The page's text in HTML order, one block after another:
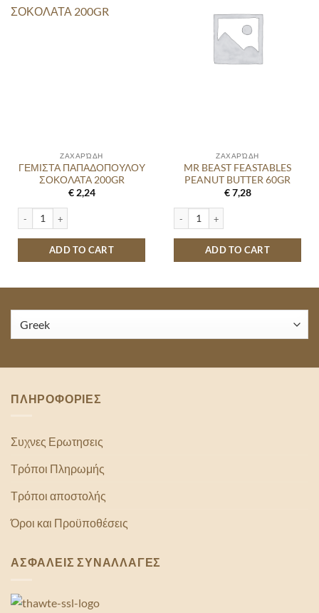
ΖΑΧΑΡΏΔΗ
ΓΕΜΙΣΤΑ ΠΑΠΑΔΟΠΟΥΛΟΥ
ΣΟΚΟΛΑΤΑ 200GR
€2,24
ΓΕΜΙΣΤΑ ΠΑΠΑΔΟΠΟΥΛΟΥ ΣΟΚΟΛΑΤΑ 200GR quantity
ADD TO CART
ΖΑΧΑΡΏΔΗ
MR BEAST FEASTABLES
PEANUT BUTTER 60GR
€7,28
MR BEAST FEASTABLES PEANUT
ADD TO CART
ΠΛΗΡΟΦΟΡΙΕΣ
Συχνες Ερωτησεις
Τρόποι Πληρωμής
Τρόποι αποστολής
Όροι και Προϋποθέσεις
ΑΣΦΑΛΕΙΣ ΣΥΝΑΛΛΑΓΕΣ